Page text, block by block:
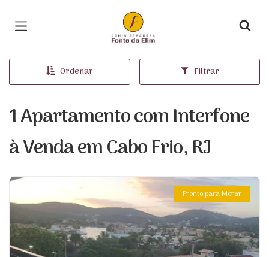
Página inicial
Ordenar Filtrar
1 Apartamento com Interfone
à Venda em Cabo Frio, RJ
Pronto para Morar